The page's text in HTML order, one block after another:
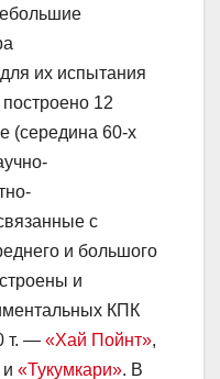
их испытания
12
(середина 60-х
с
и большого
и
КПК
т. — «Хай Пойнт»,
и «Тукумкари». В